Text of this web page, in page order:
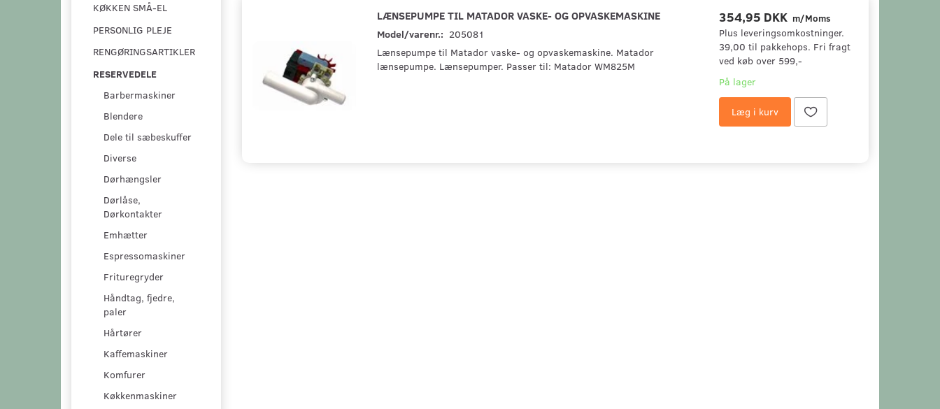
KØKKEN SMÅ-EL
PERSONLIG PLEJE
RENGØRINGSARTIKLER
RESERVEDELE
Barbermaskiner
Blendere
Dele til sæbeskuffer
Diverse
Dørhængsler
Dørlåse,
Dørkontakter
Emhætter
Espressomaskiner
Frituregryder
Håndtag, fjedre,
paler
Hårtører
Kaffemaskiner
Komfurer
Køkkenmaskiner
LÆNSEPUMPE TIL MATADOR VASKE- OG OPVASKEMASKINE
Model/varenr.: 205081
Lænsepumpe til Matador vaske- og opvaskemaskine. Matador
lænsepumpe. Lænsepumper. Passer til: Matador WM825M
354,95 DKK m/Moms
Plus leveringsomkostninger.
39,00 til pakkehops. Fri fragt
ved køb over 599,-
På lager
Læg i kurv